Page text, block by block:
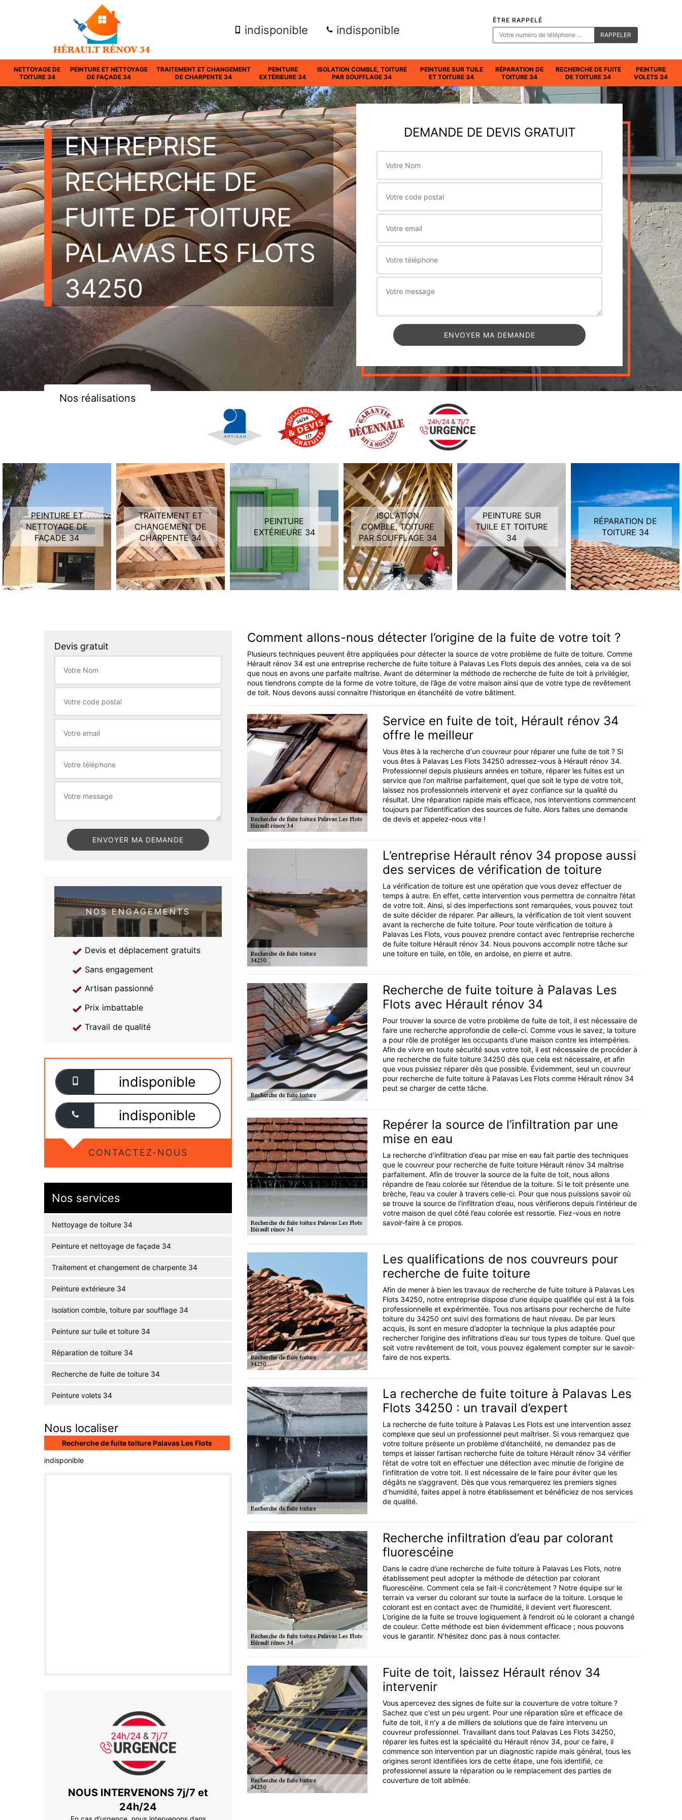
indisponible indisponible
ÊTRE RAPPELÉ
NETTOYAGE DE
TOITURE 34
PEINTURE ET NETTOYAGE
DE FAÇADE 34
TRAITEMENT ET CHANGEMENT
DE CHARPENTE 34
PEINTURE
EXTÉRIEURE 34
ISOLATION COMBLE, TOITURE
PAR SOUFFLAGE 34
PEINTURE SUR TUILE
ET TOITURE 34
RÉPARATION DE
TOITURE 34
RECHERCHE DE FUITE
DE TOITURE 34
PEINTURE
VOLETS 34
ENTREPRISE
RECHERCHE DE
FUITE DE TOITURE
PALAVAS LES FLOTS
34250
Nos réalisations
DEMANDE DE DEVIS GRATUIT
PEINTURE ET
NETTOYAGE DE
FAÇADE 34
TRAITEMENT ET
CHANGEMENT DE
CHARPENTE 34
PEINTURE
EXTÉRIEURE 34
ISOLATION
COMBLE, TOITURE
PAR SOUFFLAGE 34
PEINTURE SUR
TUILE ET TOITURE
34
RÉPARATION DE
TOITURE 34
Devis gratuit
NOS ENGAGEMENTS
Devis et déplacement gratuits
Sans engagement
Artisan passionné
Prix imbattable
Travail de qualité
indisponible
indisponible
CONTACTEZ-NOUS
Nos services
Nettoyage de toiture 34
Peinture et nettoyage de façade 34
Traitement et changement de charpente 34
Peinture extérieure 34
Isolation comble, toiture par soufflage 34
Peinture sur tuile et toiture 34
Réparation de toiture 34
Recherche de fuite de toiture 34
Peinture volets 34
Nous localiser
Recherche de fuite toiture Palavas Les Flots
indisponible
NOUS INTERVENONS 7j/7 et
24h/24
Comment allons-nous détecter l’origine de la fuite de votre toit ?
Plusieurs techniques peuvent être appliquées pour détecter la source de votre problème de fuite de toiture. Comme
Hérault rénov 34 est une entreprise recherche de fuite toiture à Palavas Les Flots depuis des années, cela va de soi
que nous en avons une parfaite maîtrise. Avant de déterminer la méthode de recherche de fuite de toit à privilégier,
nous tiendrons compte de la forme de votre toiture, de l’âge de votre maison ainsi que de votre type de revêtement
de toit. Nous devons aussi connaitre l’historique en étanchéité de votre bâtiment.
Service en fuite de toit, Hérault rénov 34
offre le meilleur
Vous êtes à la recherche d'un couvreur pour réparer une fuite de toit ? Si
vous êtes à Palavas Les Flots 34250 adressez-vous à Hérault rénov 34.
Professionnel depuis plusieurs années en toiture, réparer les fuites est un
service que l'on maîtrise parfaitement, quel que soit le type de votre toit,
laissez nos professionnels intervenir et ayez confiance sur la qualité du
résultat. Une réparation rapide mais efficace, nos interventions commencent
toujours par l'identification des sources de fuite. Alors faites une demande
de devis et appelez-nous vite !
L’entreprise Hérault rénov 34 propose aussi
des services de vérification de toiture
La vérification de toiture est une opération que vous devez effectuer de
temps à autre. En effet, cette intervention vous permettra de connaitre l’état
de votre toit. Ainsi, si des imperfections sont remarquées, vous pouvez tout
de suite décider de réparer. Par ailleurs, la vérification de toit vient souvent
avant la recherche de fuite toiture. Pour toute vérification de toiture à
Palavas Les Flots, vous pouvez prendre contact avec l’entreprise recherche
de fuite toiture Hérault rénov 34. Nous pouvons accomplir notre tâche sur
une toiture en tuile, en tôle, en ardoise, en pierre et autre.
Recherche de fuite toiture à Palavas Les
Flots avec Hérault rénov 34
Pour trouver la source de votre problème de fuite de toit, il est nécessaire de
faire une recherche approfondie de celle-ci. Comme vous le savez, la toiture
a pour rôle de protéger les occupants d’une maison contre les intempéries.
Afin de vivre en toute sécurité sous votre toit, il est nécessaire de procéder à
une recherche de fuite toiture 34250 dès que cela est nécessaire, et afin
que vous puissiez réparer dès que possible. Évidemment, seul un couvreur
pour recherche de fuite toiture à Palavas Les Flots comme Hérault rénov 34
peut se charger de cette tâche.
Repérer la source de l’infiltration par une
mise en eau
La recherche d’infiltration d’eau par mise en eau fait partie des techniques
que le couvreur pour recherche de fuite toiture Hérault rénov 34 maîtrise
parfaitement. Afin de trouver la source de la fuite de toit, nous allons
répandre de l’eau colorée sur l’étendue de la toiture. Si le toit présente une
brèche, l’eau va couler à travers celle-ci. Pour que nous puissions savoir où
se trouve la source de l’infiltration d’eau, nous vérifierons depuis l’intérieur de
votre maison de quel côté l’eau colorée est ressortie. Fiez-vous en notre
savoir-faire à ce propos.
Les qualifications de nos couvreurs pour
recherche de fuite toiture
Afin de mener à bien les travaux de recherche de fuite toiture à Palavas Les
Flots 34250, notre entreprise dispose d’une équipe qualifiée qui est à la fois
professionnelle et expérimentée. Tous nos artisans pour recherche de fuite
toiture du 34250 ont suivi des formations de haut niveau. De par leurs
acquis, ils sont en mesure d’adopter la technique la plus adaptée pour
rechercher l’origine des infiltrations d’eau sur tous types de toiture. Quel que
soit votre revêtement de toit, vous pouvez également compter sur le savoir-
faire de nos experts.
La recherche de fuite toiture à Palavas Les
Flots 34250 : un travail d’expert
La recherche de fuite toiture à Palavas Les Flots est une intervention assez
complexe que seul un professionnel peut maîtriser. Si vous remarquez que
votre toiture présente un problème d’étanchéité, ne demandez pas de
temps et laisser l’artisan recherche fuite de toiture Hérault rénov 34 vérifier
l’état de votre toit en effectuer une détection avec minutie de l’origine de
l’infiltration de votre toit. Il est nécessaire de le faire pour éviter que les
dégâts ne s’aggravent. Dès que vous remarquerez les premiers signes
d’humidité, faites appel à notre établissement et bénéficiez de nos services
de qualité.
Recherche infiltration d’eau par colorant
fluorescéine
Dans le cadre d’une recherche de fuite toiture à Palavas Les Flots, notre
établissement peut adopter la méthode de détection par colorant
fluorescéine. Comment cela se fait-il concrètement ? Notre équipe sur le
terrain va verser du colorant sur toute la surface de la toiture. Lorsque le
colorant est en contact avec de l’humidité, il devient vert fluorescent.
L’origine de la fuite se trouve logiquement à l’endroit où le colorant a changé
de couleur. Cette méthode est bien évidemment efficace ; nous pouvons
vous le garantir. N’hésitez donc pas à nous contacter.
Fuite de toit, laissez Hérault rénov 34
intervenir
Vous apercevez des signes de fuite sur la couverture de votre toiture ?
Sachez que c'est un peu urgent. Pour une réparation sûre et efficace de
fuite de toit, il n'y a de milliers de solutions que de faire intervenu un
couvreur professionnel. Travaillant dans tout Palavas Les Flots 34250,
réparer les fuites est la spécialité du Hérault rénov 34, pour ce faire, il
commence son intervention par un diagnostic rapide mais général, tous les
origines seront identifiées lors de cette étape, une fois identifié, ce
professionnel assure la réparation ou le remplacement des parties de
couverture de toit abîmée.